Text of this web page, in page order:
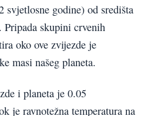
svjetlosne godine) od središta
Pripada skupini crvenih
oko ove zvijezde je
masi našeg planeta.
i planeta je 0.05
je ravnotežna temperatura na